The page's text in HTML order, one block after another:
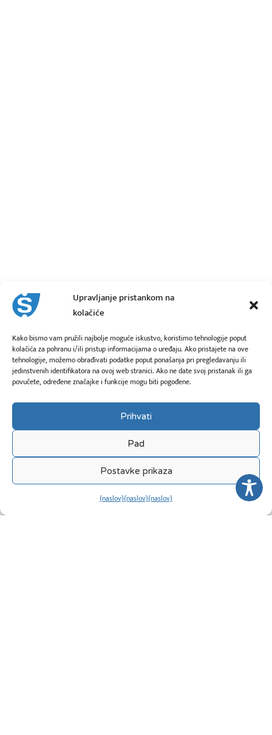
Upravljanje pristankom na
kolačiće
Kako bismo vam pružili najbolje moguće iskustvo, koristimo tehnologije poput
kolačića za pohranu i/ili pristup informacijama o uređaju. Ako pristajete na ove
tehnologije, možemo obrađivati podatke poput ponašanja pri pregledavanju ili
jedinstvenih identifikatora na ovoj web stranici. Ako ne date svoj pristanak ili ga
povučete, određene značajke i funkcije mogu biti pogođene.
Prihvati
Pad
Postavke prikaza
{naslov}{naslov}{naslov}